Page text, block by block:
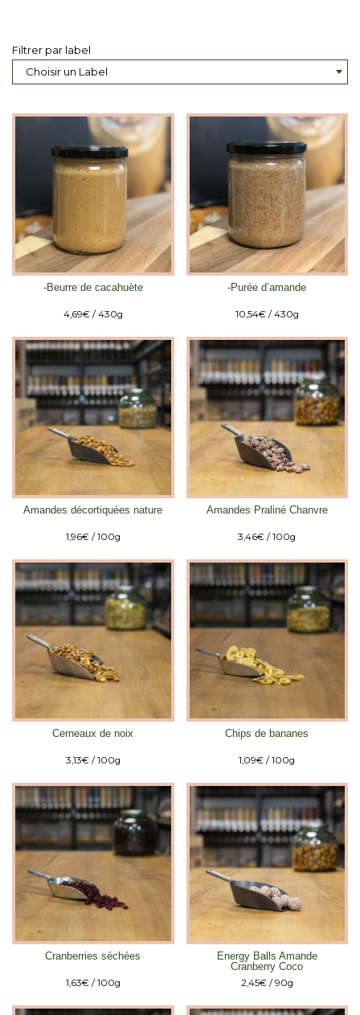
Filtrer par label
Choisir un Label
-Beurre de cacahuète
4,69€ / 430g
-Purée d’amande
10,54€ / 430g
Amandes décortiquées nature
1,96€ / 100g
Amandes Praliné Chanvre
3,46€ / 100g
Cerneaux de noix
3,13€ / 100g
Chips de bananes
1,09€ / 100g
Cranberries séchées
1,63€ / 100g
Energy Balls Amande
Cranberry Coco
2,45€ / 90g